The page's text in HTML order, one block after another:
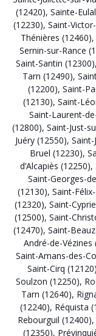
(12420), Sainte-
(12230), Saint-
Thénières (12460),
Sernin-sur-Rance
Saint-Santin (12300),
Tarn (12490),
(12200), Saint-
(12130), Saint-
Saint-Laurent-
(12800), Saint-Just-
Juéry (12550),
Bruel (12230),
d’Alcapiès (12250),
Saint-Georges-
(12130), Saint-
(12320), Saint-
(12500), Saint-
(12470), Saint-
André-de-Vézines
Saint-Amans-des-
Saint-Cirq (12120)
Soulzon (12250),
Tarn (12640),
(12240), Réquista
Rebourguil (12400),
(12350),